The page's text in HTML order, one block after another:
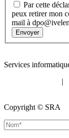
Par cette
peux retirer mon
mail à
Envoyer
Services
Copyright © SRA